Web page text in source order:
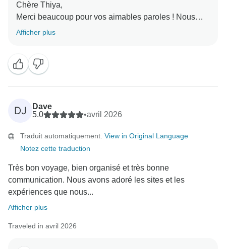
Chère Thiya,
Merci beaucoup pour vos aimables paroles ! Nous
sommes ravis d'apprendre que votre famille a fait un si
vos enfants ont tellement apprécié l'expérience
culinaire. La cuisine vietnamienne laisse toujours des
souvenirs impérissables ! Nous apprécions vraiment
votre recommandation et espérons accueillir à
nouveau votre famille pour une autre aventure
Nous vous prions d'agréer, Madame, Monsieur,
l'expression de nos salutations distinguées,
Afficher plus
DJ
Dave
5.0
•avril 2026
Traduit automatiquement. View in Original Language
Notez cette traduction
Très bon voyage, bien organisé et très bonne
communication. Nous avons adoré les sites et les
expériences que nous...
Afficher plus
Traveled in avril 2026